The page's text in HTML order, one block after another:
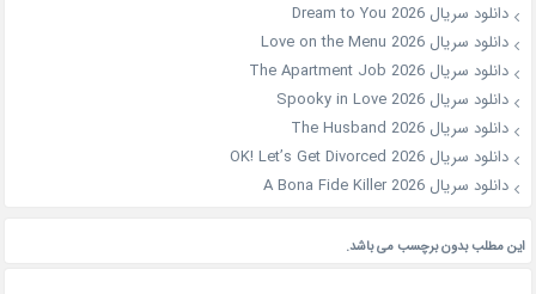
دانلود سریال Dream to You 2026
دانلود سریال Love on the Menu 2026
دانلود سریال The Apartment Job 2026
دانلود سریال Spooky in Love 2026
دانلود سریال The Husband 2026
دانلود سریال OK! Let’s Get Divorced 2026
دانلود سریال A Bona Fide Killer 2026
این مطلب بدون برچسب می باشد.